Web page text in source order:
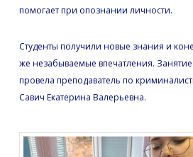
помогает при опознании личности.
Студенты получили новые знания и
же незабываемые впечатления. Занятие
провела преподаватель по
Савич Екатерина Валерьевна.